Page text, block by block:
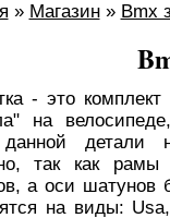
» Магазин» Bmx
- это комплект
на
детали
так как рамы
а оси
на виды: Usa,